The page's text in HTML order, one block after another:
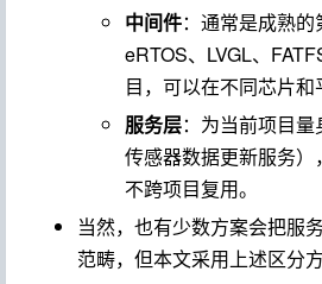
中间件：通常是成熟
eRTOS、LVGL、
目，可以在不同芯片和
服务层：为当前项目
传感器数据更新服务
不跨项目复用。
当然，也有少数方案会把服
范畴，但本文采用上述区分方